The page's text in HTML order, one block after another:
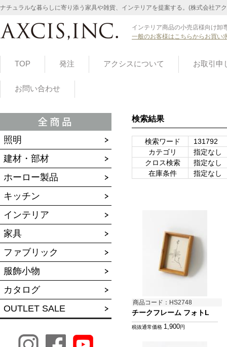
ナチュラルな暮らしに寄り添う家具や雑貨、インテリアを提案する。(株式会社ア
インテリア商品の小売店様向け卸
一般のお客様はこちらからお買い
TOP 発注 アクシスについて お取引申
お問い合わせ
照明
建材・部材
ホーロー製品
キッチン
インテリア
家具
ファブリック
服飾小物
カタログ
OUTLET SALE
検索結果
検索ワード
131792
カテゴリ
指定なし
クロス検索
指定なし
在庫条件
指定なし
商品コード：HS2748
チークフレーム フォトL
税抜通常価格 1,900円